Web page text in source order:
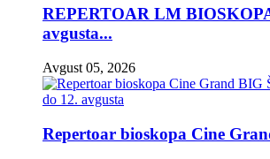
REPERTOAR LM
avgusta...
Avgust 05, 2026
Repertoar bioskopa Cine